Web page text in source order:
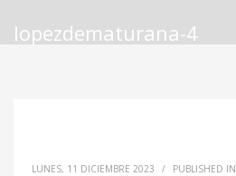
lopezdematurana-4
LUNES, 11 DICIEMBRE 2023 / PUBLISHED IN